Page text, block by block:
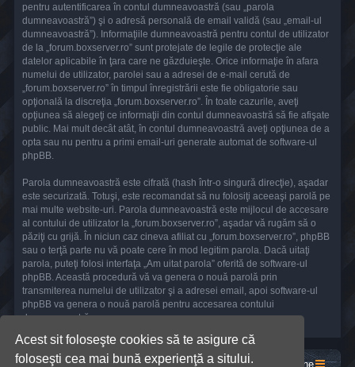
Acest sit foloseşte cookies să te asigure că
foloseşti cea mai bună experienţă a sitului.
pentru autentificarea în contul dumneavoastră (sau „parola
dumneavoastră”) şi o adresă personală de email validă (sau „email-ul
dumneavoastră”). Informaţiile dumneavoastră pentru contul de utilizator
de la „forum.boxserver.ro” sunt protejate de legile de protecţie ale
datelor aplicabile în ţara care ne găzduieşte. Orice informaţie în afara
numelui de utilizator, parolei sau a adresei de e-mail cerută de
„forum.boxserver.ro” în timpul înregistrării este fie obligatorie sau
opţională la discreţia „forum.boxserver.ro”. În toate cazurile, aveţi
opţiunea să alegeţi ce informaţii din contul dumneavoastră să fie afişate
public. Mai mult decât atât, în contul dumneavoastră aveţi opţiunea de a
opta sau nu pentru a primi email-uri generate automat de software-ul
phpBB.
Parola dumneavoastră este cifrată (hash într-o singură direcţie), aşadar
este securizată. Totuşi, este recomandat să nu folosiţi aceeaşi parolă pe
mai multe website-uri. Parola dumneavoastră este mijlocul de accesare
al contului de utilizator la „forum.boxserver.ro”, aşadar vă rugăm să o
păziţi cu grijă. În niciun caz cineva afiliat cu „forum.boxserver.ro”, phpBB
sau o terţă parte nu vă poate cere în mod legitim parola. Dacă uitaţi
parola, puteţi folosi interfaţa „Am uitat parola” oferită de software-ul
phpBB. Această procedură vă va genera o nouă parolă prin
transmiterea numelui de utilizator şi a adresei email, apoi software-ul
phpBB va genera o nouă parolă pentru accesarea contului
dumneavoastră.
Acasă Prima pagină Contactează-ne